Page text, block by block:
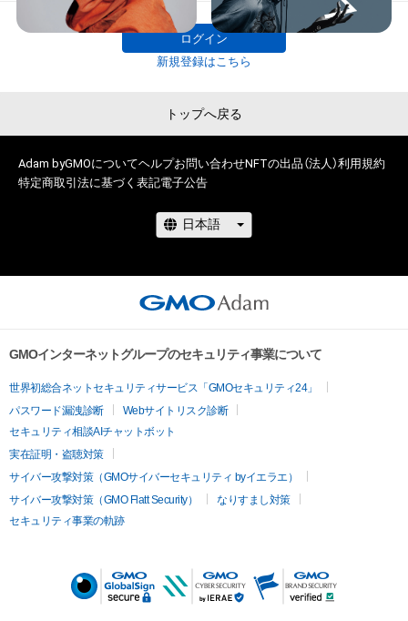
ログイン
新規登録はこちら
トップへ戻る
Adam byGMOについてヘルプお問い合わせNFTの出品（法人）利用規約
特定商取引法に基づく表記電子公告
GMOインターネットグループのセキュリティ事業について
世界初総合ネットセキュリティサービス「GMOセキュリティ24」
パスワード漏洩診断
Webサイトリスク診断
セキュリティ相談AIチャットボット
実在証明・盗聴対策
サイバー攻撃対策（GMOサイバーセキュリティ byイエラエ）
サイバー攻撃対策（GMO Flatt Security）
なりすまし対策
セキュリティ事業の軌跡